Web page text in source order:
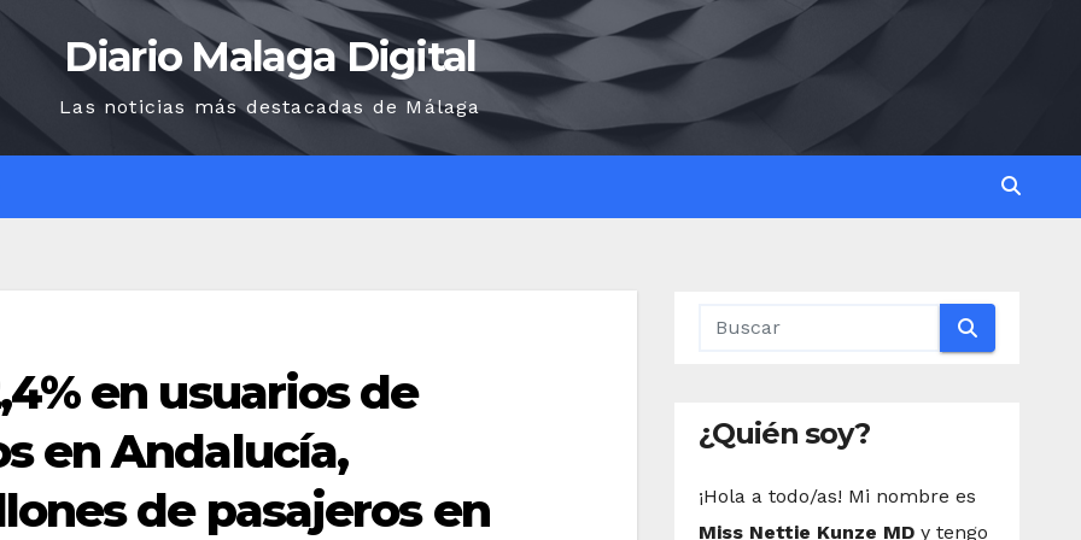
Diario Malaga Digital
Las noticias más destacadas de Málaga
en usuarios de
en Andalucía,
de pasajeros en
¿Quién soy?
¡Hola a todo/as! Mi nombre es
Miss Nettie Kunze MDy tengo